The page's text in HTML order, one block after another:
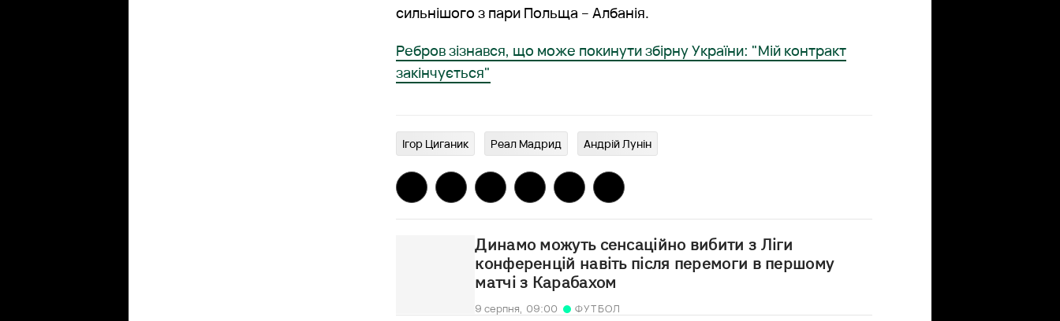
сильнішого з пари Польща – Албанія.
Ребров зізнався, що може покинути збірну України: "Мій контракт
закінчується"
Ігор Циганик Реал Мадрид Андрій Лунін
Динамо можуть сенсаційно вибити з Ліги
конференцій навіть після перемоги в першому
матчі з Карабахом
9 серпня, 09:00 ФУТБОЛ